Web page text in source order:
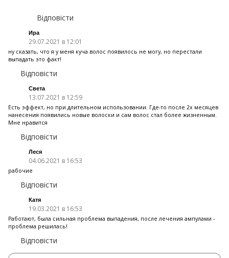
Відповісти
Ира
29.07.2021 в 12:01
ну сказать, что я у меня куча волос появилось не могу, но перестали
выпадать это факт!
Відповісти
Света
13.07.2021 в 12:59
Есть эффект, но при длительном использовании. Где-то после 2х месяцев
нанесения появились новые волоски и сам волос стал более жизненным.
Мне нравится
Відповісти
Леся
04.06.2021 в 16:53
рабочие
Відповісти
Катя
19.03.2021 в 16:53
Работают, была сильная проблема выпадения, после лечения ампулами -
проблема решилась!
Відповісти